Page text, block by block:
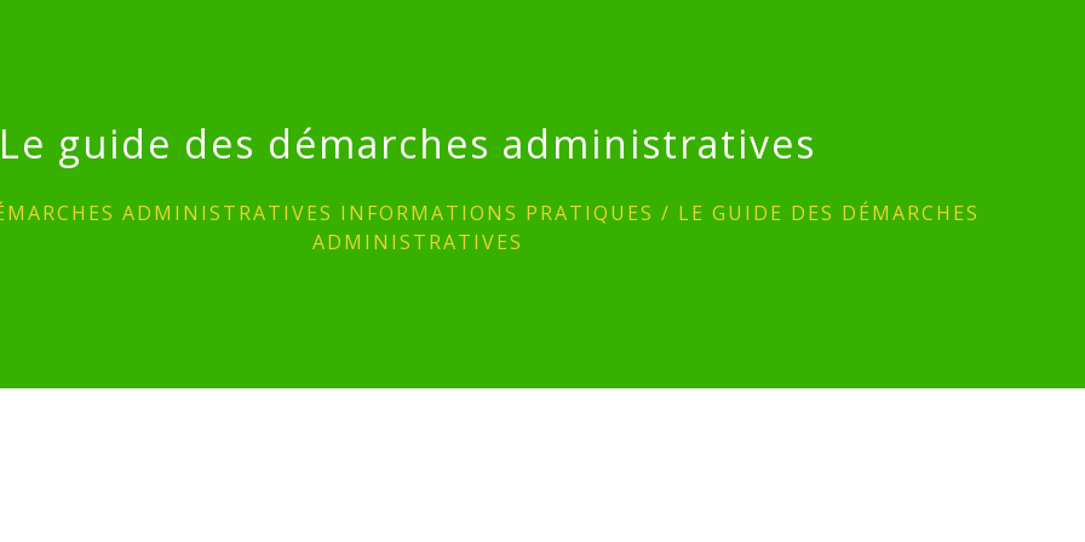
Le guide des démarches administratives
ADMINISTRATIVES INFORMATIONS PRATIQUES / LE GUIDE DES DÉMARCHES
ADMINISTRATIVES